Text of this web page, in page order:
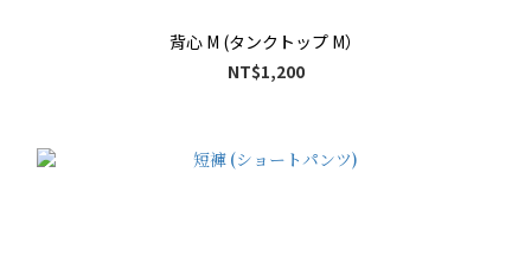
背心 M (タンクトップ M）
NT$1,200